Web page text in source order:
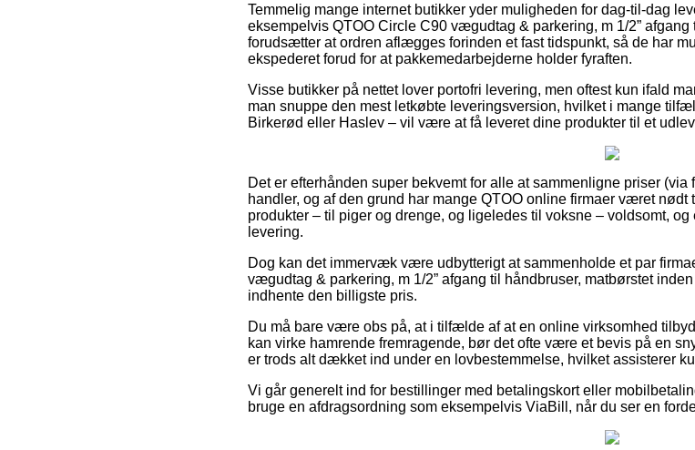
Temmelig mange internet butikker yder muligheden for dag-til-dag
eksempelvis QTOO Circle C90 vægudtag & parkering, m 1/2”
forudsætter at ordren aflægges forinden et fast tidspunkt, så de har
ekspederet forud for at pakkemedarbejderne holder fyraften.
Visse butikker på nettet lover portofri levering, men oftest kun ifald
man snuppe den mest letkøbte leveringsversion, hvilket i mange
Birkerød eller Haslev – vil være at få leveret dine produkter til et
Det er efterhånden super bekvemt for alle at sammenligne priser
handler, og af den grund har mange QTOO online firmaer været
produkter – til piger og drenge, og ligeledes til voksne – voldsomt,
levering.
Dog kan det immervæk være udbytterigt at sammenholde et par
vægudtag & parkering, m 1/2” afgang til håndbruser, matbørstet
indhente den billigste pris.
Du må bare være obs på, at i tilfælde af at en online virksomhed
kan virke hamrende fremragende, bør det ofte være et bevis på en
er trods alt dækket ind under en lovbestemmelse, hvilket assisterer
Vi går generelt ind for bestillinger med betalingskort eller
bruge en afdragsordning som eksempelvis ViaBill, når du ser en